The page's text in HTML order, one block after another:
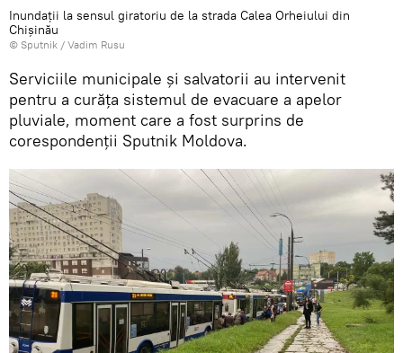
Inundații la sensul giratoriu de la strada Calea Orheiului din
Chișinău
© Sputnik / Vadim Rusu
Serviciile municipale și salvatorii au intervenit
pentru a curăța sistemul de evacuare a apelor
pluviale, moment care a fost surprins de
corespondenții Sputnik Moldova.